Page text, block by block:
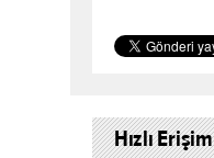
Hızlı Erişim